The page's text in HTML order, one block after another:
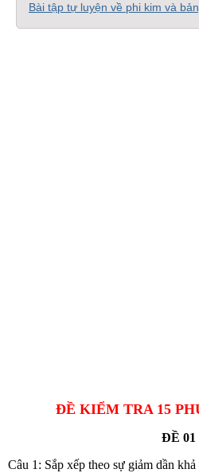
Bài tập tự luyện về phi kim và
ĐỀ KIỂM TRA 15
ĐỀ 01
Câu 1: Sắp xếp theo sự giảm dần